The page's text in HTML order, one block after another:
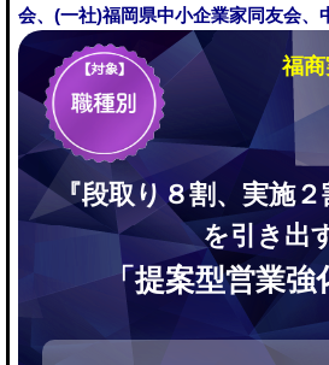
会、(一社)福岡県中小企業家同友会、
福
『段取り８割、実施
を引き出
「提案型営業強